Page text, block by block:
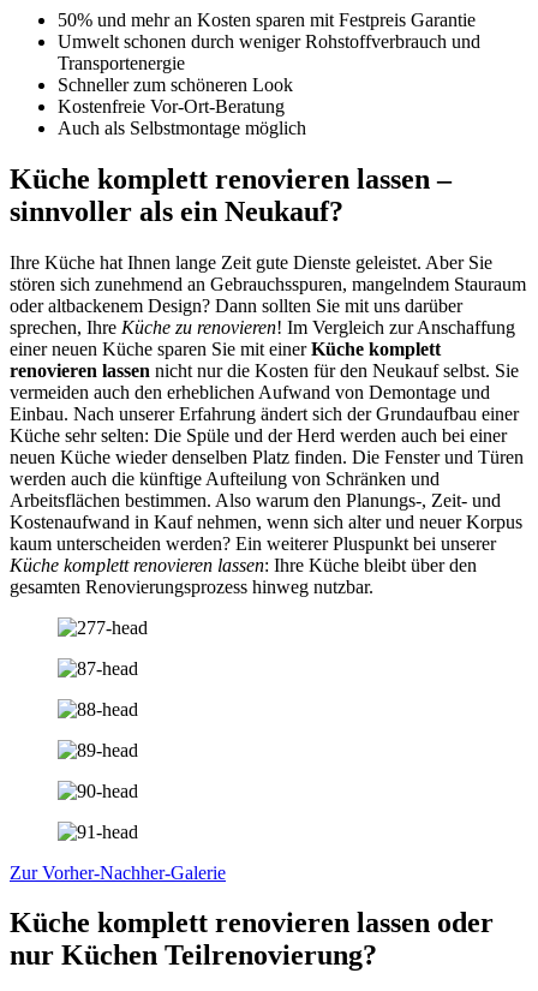
50% und mehr an Kosten sparen mit Festpreis Garantie
Umwelt schonen durch weniger Rohstoffverbrauch und
Transportenergie
Schneller zum schöneren Look
Kostenfreie Vor-Ort-Beratung
Auch als Selbstmontage möglich
Küche komplett renovieren lassen –
sinnvoller als ein Neukauf?
Ihre Küche hat Ihnen lange Zeit gute Dienste geleistet. Aber Sie
stören sich zunehmend an Gebrauchsspuren, mangelndem Stauraum
oder altbackenem Design? Dann sollten Sie mit uns darüber
sprechen, Ihre Küche zu renovieren! Im Vergleich zur Anschaffung
einer neuen Küche sparen Sie mit einerKüche komplett
renovieren lassen nicht nur die Kosten für den Neukauf selbst. Sie
vermeiden auch den erheblichen Aufwand von Demontage und
Einbau. Nach unserer Erfahrung ändert sich der Grundaufbau einer
Küche sehr selten: Die Spüle und der Herd werden auch bei einer
neuen Küche wieder denselben Platz finden. Die Fenster und Türen
werden auch die künftige Aufteilung von Schränken und
Arbeitsflächen bestimmen. Also warum den Planungs-, Zeit- und
Kostenaufwand in Kauf nehmen, wenn sich alter und neuer Korpus
kaum unterscheiden werden? Ein weiterer Pluspunkt bei unserer
Küche komplett renovieren lassen: Ihre Küche bleibt über den
gesamten Renovierungsprozess hinweg nutzbar.
Zur Vorher-Nachher-Galerie
Küche komplett renovieren lassen oder
nur Küchen Teilrenovierung?